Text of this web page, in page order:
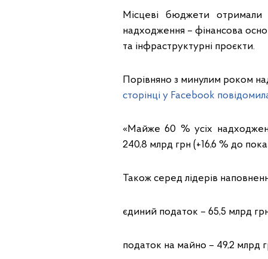
Місцеві бюджети
надходження – фінансова
та інфраструктурні проєкти.
Порівняно з минулим роком
сторінці у Facebook
«Майже 60 % усіх
240,8 млрд грн (+16,6 % до
Також серед лідерів
єдиний податок – 65,5 млрд
податок на майно – 49,2 млрд